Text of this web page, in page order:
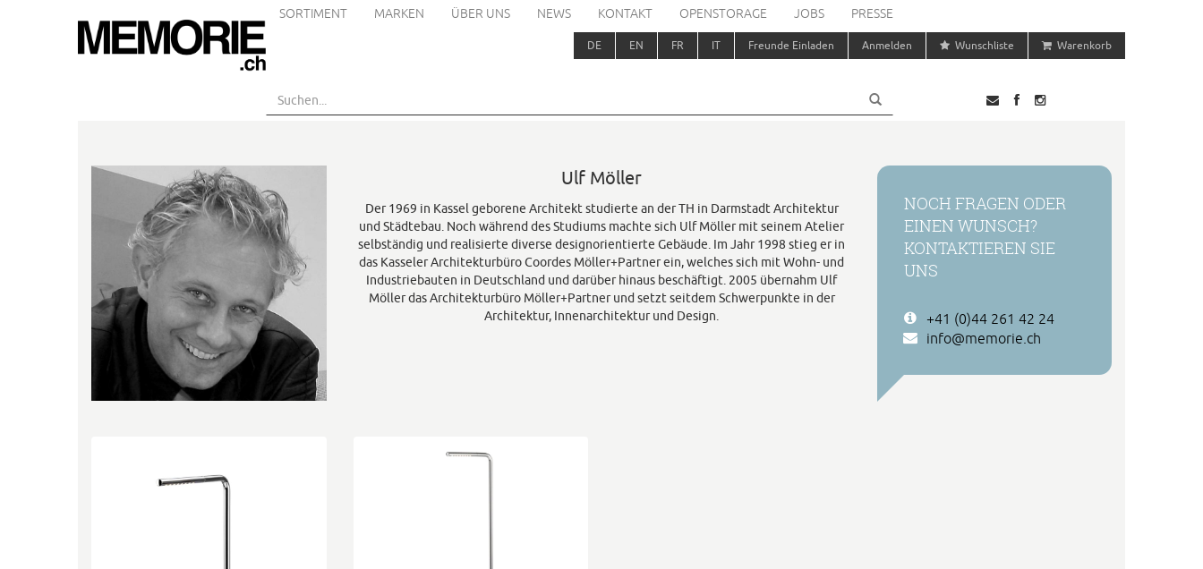
SORTIMENT MARKEN ÜBER UNS NEWS KONTAKT OPENSTORAGE JOBS PRESSE
DE EN FR IT Freunde Einladen Anmelden Wunschliste Warenkorb
Ulf Möller
Der 1969 in Kassel geborene Architekt studierte an der TH in Darmstadt Architektur
und Städtebau. Noch während des Studiums machte sich Ulf Möller mit seinem Atelier
selbständig und realisierte diverse designorientierte Gebäude. Im Jahr 1998 stieg er in
das Kasseler Architekturbüro Coordes Möller+Partner ein, welches sich mit Wohn- und
Industriebauten in Deutschland und darüber hinaus beschäftigt. 2005 übernahm Ulf
Möller das Architekturbüro Möller+Partner und setzt seitdem Schwerpunkte in der
Architektur, Innenarchitektur und Design.
NOCH FRAGEN ODER
EINEN WUNSCH?
KONTAKTIEREN SIE
UNS
+41 (0)44 261 42 24
info@memorie.ch